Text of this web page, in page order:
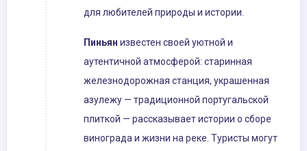
для любителей природы и истории.
Пиньян известен своей уютной и
аутентичной атмосферой: старинная
железнодорожная станция, украшенная
азулежу — традиционной португальской
плиткой — рассказывает истории о сборе
винограда и жизни на реке. Туристы могут